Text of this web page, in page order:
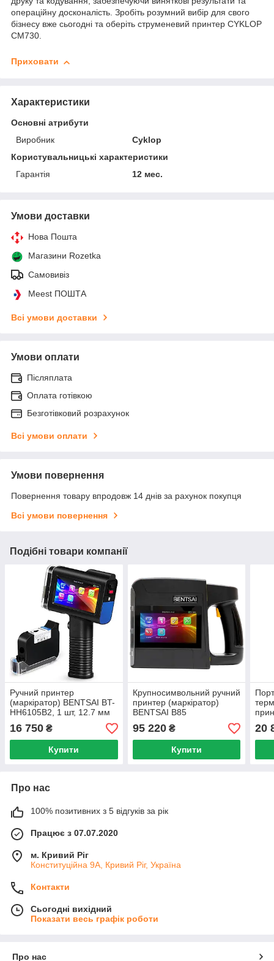
операційну досконалість. Зробіть розумний вибір для свого
бізнесу вже сьогодні та оберіть струменевий принтер CYKLOP
CM730.
Приховати
Характеристики
Основні атрибути
Виробник
Cyklop
Користувальницькі характеристики
Гарантія
12 мес.
Умови доставки
Нова Пошта
Магазини Rozetka
Самовивіз
Meest ПОШТА
Всі умови доставки
Умови оплати
Післяплата
Оплата готівкою
Безготівковий розрахунок
Всі умови оплати
Умови повернення
Повернення товару впродовж 14 днів за рахунок покупця
Всі умови повернення
Подібні товари компанії
Ручний принтер
(маркіратор) BENTSAI BT-
HH6105B2, 1 шт, 12.7 мм
16 750 ₴
Купити
Крупносимвольний ручний
принтер (маркіратор)
BENTSAI B85
95 220₴
Купити
20
Про нас
100% позитивних з 5 відгуків за рік
Працює з 07.07.2020
м. Кривий Ріг
Конституційна 9А, Кривий Ріг, Україна
Контакти
Сьогодні вихідний
Показати весь графік роботи
Про нас